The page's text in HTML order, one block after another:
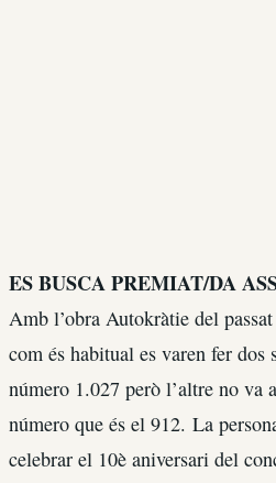
ES BUSCA PREMIAT/DA
Amb l’obra Autokràtie del
com és habitual es varen fer dos
número 1.027 però l’altre no va
número que és el 912. La
celebrar el 10è aniversari del